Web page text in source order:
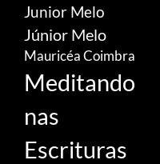
Junior Melo
Júnior Melo
Mauricéa Coimbra
Meditando
nas
Escrituras